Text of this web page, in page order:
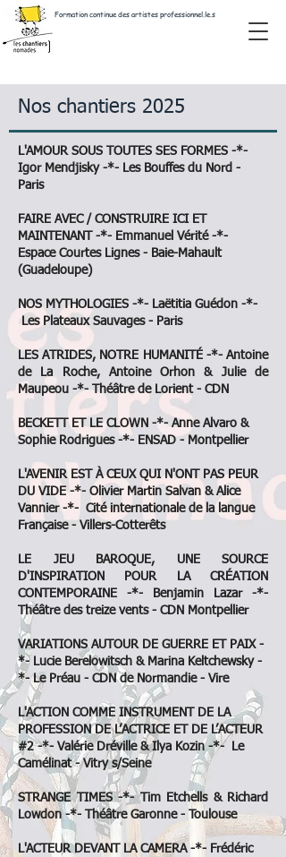
Formation continue des artistes professionnel.le.s
Nos chantiers 2025
L'AMOUR SOUS TOUTES SES FORMES -*-
Igor Mendjisky -*- Les Bouffes du Nord -
Paris
FAIRE AVEC / CONSTRUIRE ICI ET
MAINTENANT -*- Emmanuel Vérité -*-
Espace Courtes Lignes - Baie-Mahault
(Guadeloupe)
NOS MYTHOLOGIES -*- Laëtitia Guédon -*-
Les Plateaux Sauvages - Paris
LES ATRIDES, NOTRE HUMANITÉ -*- Antoine
de La Roche, Antoine Orhon & Julie de
Maupeou -*- Théâtre de Lorient - CDN
BECKETT ET LE CLOWN -*- Anne Alvaro &
Sophie Rodrigues -*- ENSAD - Montpellier
L'AVENIR EST À CEUX QUI N'ONT PAS PEUR
DU VIDE -*- Olivier Martin Salvan & Alice
Vannier -*- Cité internationale de la langue
Française - Villers-Cotterêts
LE JEU BAROQUE, UNE SOURCE
D'INSPIRATION POUR LA CRÉATION
CONTEMPORAINE -*- Benjamin Lazar -*-
Théâtre des treize vents - CDN Montpellier
VARIATIONS AUTOUR DE GUERRE ET PAIX -
*- Lucie Berelowitsch & Marina Keltchewsky -
*- Le Préau - CDN de Normandie - Vire
L'ACTION COMME INSTRUMENT DE LA
PROFESSION DE L’ACTRICE ET DE L’ACTEUR
#2 -*- Valérie Dréville & Ilya Kozin -*- Le
Camélinat - Vitry s/Seine
STRANGE TIMES -*- Tim Etchells & Richard
Lowdon -*- Théâtre Garonne - Toulouse
L'ACTEUR DEVANT LA CAMERA -*- Frédéric